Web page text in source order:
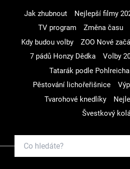
Jak zhubnout Nejlepší filmy
TV program
Změna času
Kdy budou volby
ZOO Nové
7 pádů Honzy Dědka
Volby
Tatarák podle Pohlreicha
Pěstování lichořeřišnice
Tvarohové knedlíky
Švestkový